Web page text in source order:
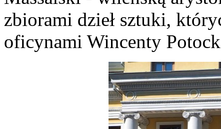
zbiorami dzieł sztuki,
oficynami Wincenty